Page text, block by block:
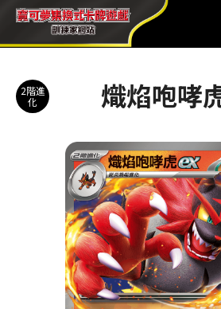
2階進
化
熾焰咆哮